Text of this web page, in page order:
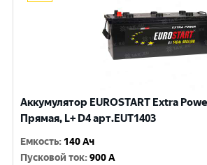
Аккумулятор EUROSTART Extra
Прямая, L+ D4 арт.EUT1403
Емкость: 140 Ач
Пусковой ток:900 A